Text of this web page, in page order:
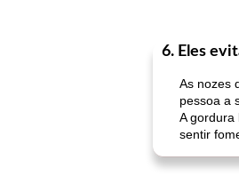
6. Eles
As nozes
pessoa a
A gordura
sentir